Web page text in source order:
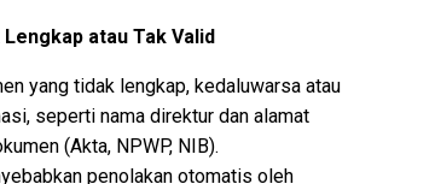
atau Tak Valid
yang tidak lengkap, kedaluwarsa atau
seperti nama direktur dan alamat
(Akta, NPWP, NIB).
penolakan otomatis oleh